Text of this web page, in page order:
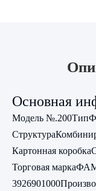
Основная
Модель №.200Тип
Структура
Картонная коробка
Торговая марка
3926901000